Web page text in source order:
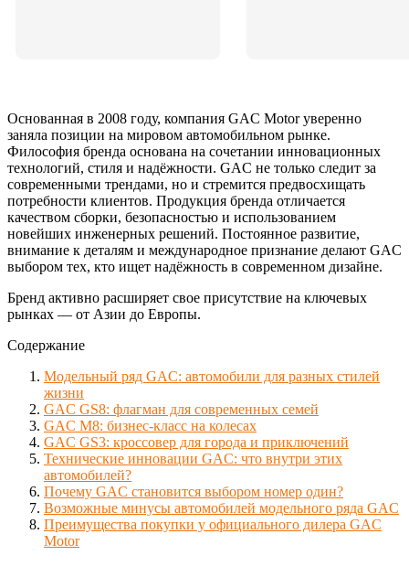
Основанная в 2008 году, компания GAC Motor уверенно
заняла позиции на мировом автомобильном рынке.
Философия бренда основана на сочетании инновационных
технологий, стиля и надёжности. GAC не только следит за
современными трендами, но и стремится предвосхищать
потребности клиентов. Продукция бренда отличается
качеством сборки, безопасностью и использованием
новейших инженерных решений. Постоянное развитие,
внимание к деталям и международное признание делают GAC
выбором тех, кто ищет надёжность в современном дизайне.
Бренд активно расширяет свое присутствие на ключевых
рынках — от Азии до Европы.
Содержание
Модельный ряд GAC: автомобили для разных стилей
жизни
GAC GS8: флагман для современных семей
GAC M8: бизнес-класс на колесах
GAC GS3: кроссовер для города и приключений
Технические инновации GAC: что внутри этих
автомобилей?
Почему GAC становится выбором номер один?
Возможные минусы автомобилей модельного ряда GAC
Преимущества покупки у официального дилера GAC
Motor